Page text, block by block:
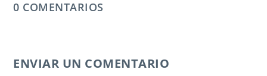
0 COMENTARIOS
ENVIAR UN COMENTARIO